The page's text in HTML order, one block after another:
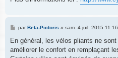
M
s
a
parBeta-Pictoris » sam. 4 juil. 2015 11:16
En général, les vélos pliants ne
améliorer le confort en remplaçant